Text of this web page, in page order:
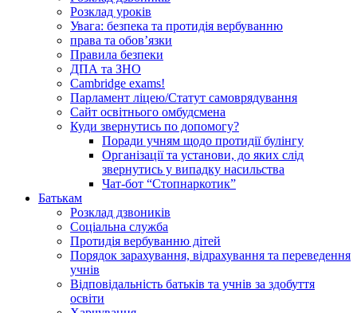
Розклад уроків
Увага: безпека та протидія вербуванню
права та обов’язки
Правила безпеки
ДПА та ЗНО
Cambridge exams!
Парламент ліцею/Статут самоврядування
Сайт освітнього омбудсмена
Куди звернутись по допомогу?
Поради учням щодо протидії булінгу
Організації та установи, до яких слід
звернутись у випадку насильства
Чат-бот “Стопнаркотик”
Батькам
Розклад дзвоників
Соціальна служба
Протидія вербуванню дітей
Порядок зарахування, відрахування та переведення
учнів
Відповідальність батьків та учнів за здобуття
освіти